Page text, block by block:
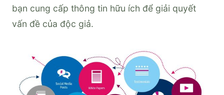
bạn cung cấp thông tin hữu ích để giải quyết
vấn đề của độc giả.